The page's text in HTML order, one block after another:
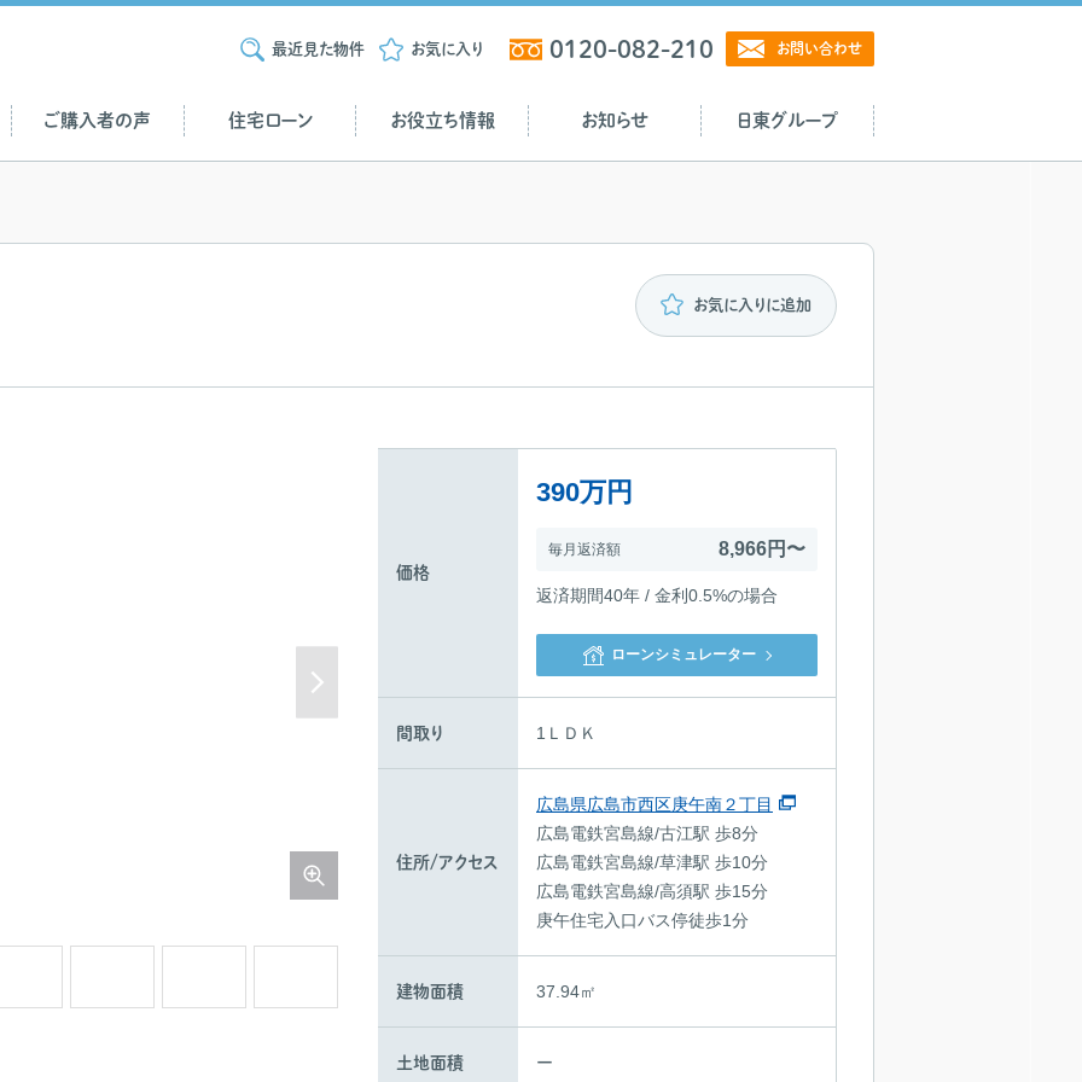
最近見た物件 お気に入り 0120-082-210 お問い合わせ
ご購入者の声 住宅ローン お役立ち情報 お知らせ 日東グループ
お気に入りに追加
価格
390万円
毎月返済額 8,966円〜
返済期間40年 / 金利0.5%の場合
ローンシミュレーター
間取り 1ＬＤＫ
住所/アクセス
広島県広島市西区庚午南２丁目
広島電鉄宮島線/古江駅 歩8分
広島電鉄宮島線/草津駅 歩10分
広島電鉄宮島線/高須駅 歩15分
庚午住宅入口バス停徒歩1分
建物面積 37.94㎡
土地面積 ー